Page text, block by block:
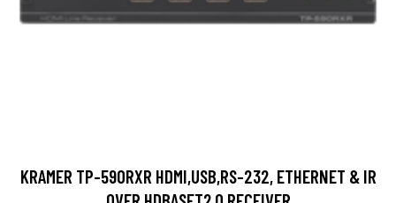
KRAMER TP-590RXR HDMI,USB,RS-232, ETHERNET & IR